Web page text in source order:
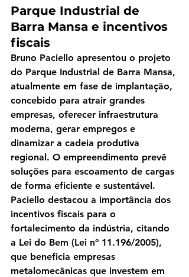
Parque Industrial de
Barra Mansa e incentivos
fiscais
Bruno Paciello apresentou o projeto
do Parque Industrial de Barra Mansa,
atualmente em fase de implantação,
concebido para atrair grandes
empresas, oferecer infraestrutura
moderna, gerar empregos e
dinamizar a cadeia produtiva
regional. O empreendimento prevê
soluções para escoamento de cargas
de forma eficiente e sustentável.
Paciello destacou a importância dos
incentivos fiscais para o
fortalecimento da indústria, citando
a Lei do Bem (Lei nº 11.196/2005),
que beneficia empresas
metalomecânicas que investem em